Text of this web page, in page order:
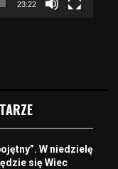
23:22
W niedzielę
się Wiec